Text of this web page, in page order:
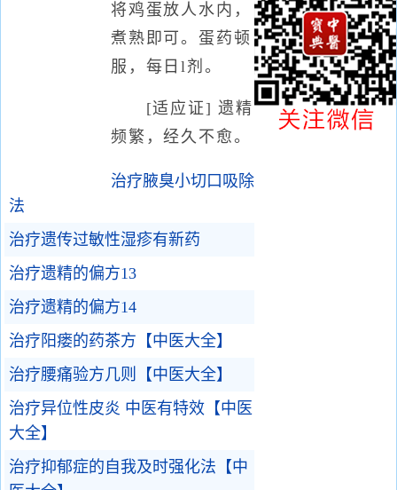
将鸡蛋放人水内，
煮熟即可。蛋药顿
服，每日l剂。
[适应证] 遗精
频繁，经久不愈。
治疗腋臭小切口吸除
法
治疗遗传过敏性湿疹有新药
治疗遗精的偏方13
治疗遗精的偏方14
治疗阳瘘的药茶方【中医大全】
治疗腰痛验方几则【中医大全】
治疗异位性皮炎 中医有特效【中医
大全】
治疗抑郁症的自我及时强化法【中